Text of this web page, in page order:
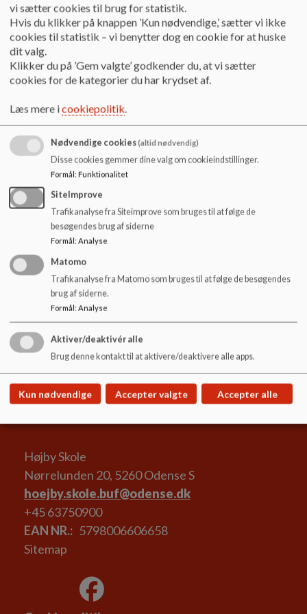
29042025 Referat af skolebestyrelsesmøde
26032025 Referat af skolebestyrelsesmøde
26022025 Referat af skolebestyrelsesmøde
28012025 Referat af skolebestyrelsesmøde
28112024 Referat af skolebestyrelsesmøde
29102024 Referat af skolebestyrelsesmøde
30092024 Referat af skolebestyrelsesmøde
28082024 Referat af skolebestyrelsesmøde
Højby Skole
Nørrelunden 20, 5260 Odense S
hoejby.skole.buf@odense.dk
+45 63750900
EAN NR.
5798006606658
Sitemap
vi sætter cookies til brug for statistik.
Hvis du klikker på knappen ’Kun nødvendige,’ sætter vi ikke
cookies til statistik – vi benytter dog en cookie for at huske
dit valg.
Klikker du på ’Gem valgte’ godkender du, at vi sætter
cookies for de kategorier du har krydset af.
Læs mere icookiepolitik.
Nødvendige cookies(altid nødvendig)
Disse cookies gemmer dine valg om cookieindstillinger.
Formål: Funktionalitet
SiteImprove
Trafikanalyse fra Siteimprove som bruges til at følge de
besøgendes brug af siderne
Formål : Analyse
Matomo
Trafikanalyse fra Matomo som bruges til at følge de besøgendes
brug af siderne.
Formål: Analyse
Aktiver/deaktivér alle
Brug denne kontakt til at aktivere/deaktivere alle apps.
Kun nødvendige Accepter valgte Accepter alle